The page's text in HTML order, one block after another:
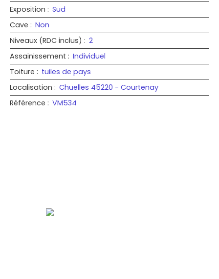
Exposition : Sud
Cave : Non
Niveaux (RDC inclus) : 2
Assainissement : Individuel
Toiture : tuiles de pays
Localisation : Chuelles 45220 - Courtenay
Référence : VM534